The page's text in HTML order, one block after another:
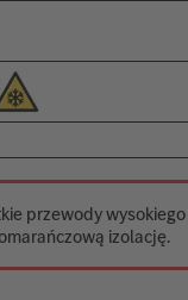
przewody
izolację.